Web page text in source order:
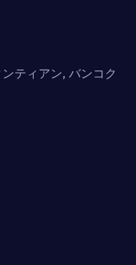
ティアン, バンコク